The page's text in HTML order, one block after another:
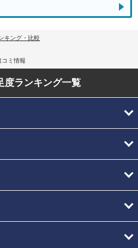
キング・比較
ミ情報
度ランキング一覧